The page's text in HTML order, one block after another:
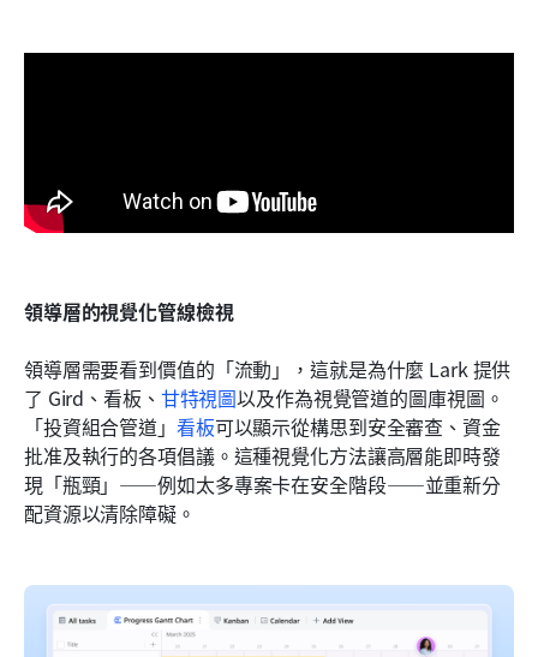
領導層的視覺化管線檢視
領導層需要看到價值的「流動」，這就是為什麼 Lark 提供
了 Gird、看板、 甘特視圖以及作為視覺管道的圖庫視圖。
「投資組合管道」 看板可以顯示從構思到安全審查、資金
批准及執行的各項倡議。這種視覺化方法讓高層能即時發
現「瓶頸」——例如太多專案卡在安全階段——並重新分
配資源以清除障礙。